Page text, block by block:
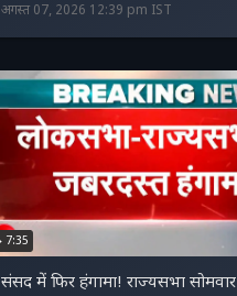
अगस्त 07, 2026 12:39 pm IST
7:35
संसद में फिर हंगामा! राज्यसभा सोमवार